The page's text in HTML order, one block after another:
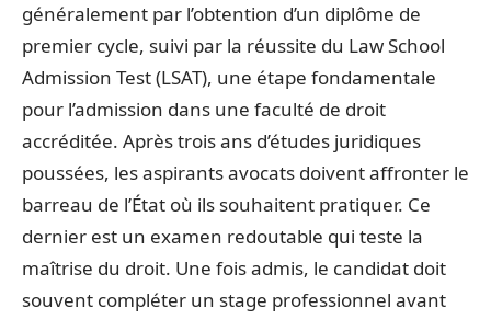
généralement par l’obtention d’un diplôme de
premier cycle, suivi par la réussite du Law School
Admission Test (LSAT), une étape fondamentale
pour l’admission dans une faculté de droit
accréditée. Après trois ans d’études juridiques
poussées, les aspirants avocats doivent affronter le
barreau de l’État où ils souhaitent pratiquer. Ce
dernier est un examen redoutable qui teste la
maîtrise du droit. Une fois admis, le candidat doit
souvent compléter un stage professionnel avant